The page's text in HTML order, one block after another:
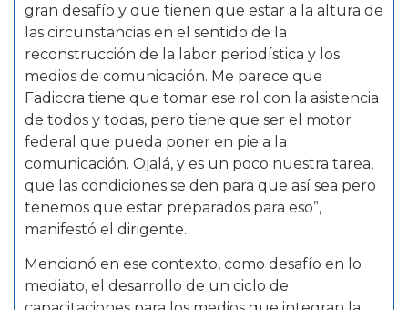
gran desafío y que tienen que estar a la altura de
las circunstancias en el sentido de la
reconstrucción de la labor periodística y los
medios de comunicación. Me parece que
Fadiccra tiene que tomar ese rol con la asistencia
de todos y todas, pero tiene que ser el motor
federal que pueda poner en pie a la
comunicación. Ojalá, y es un poco nuestra tarea,
que las condiciones se den para que así sea pero
tenemos que estar preparados para eso”,
manifestó el dirigente.
Mencionó en ese contexto, como desafío en lo
mediato, el desarrollo de un ciclo de